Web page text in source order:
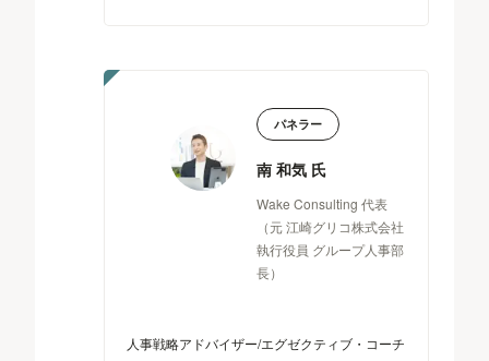
パネラー
南 和気 氏
Wake Consulting 代表
（元 江崎グリコ株式会社
執行役員 グループ人事部
長）
人事戦略アドバイザー/エグゼクティブ・コーチ